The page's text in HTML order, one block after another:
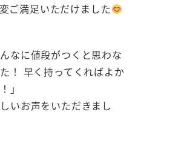
ご満足いただけました
んなに値段がつくと思わな
！ 早く持ってくればよか
」
いお声をいただきまし